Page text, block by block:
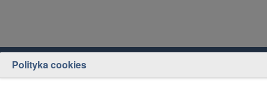
Polityka cookies
Obsługa klienta